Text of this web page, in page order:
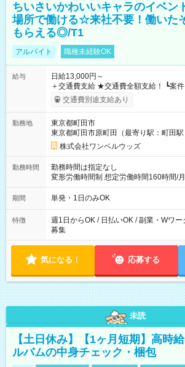
ちいさいかわいいキャラのイベン
場所で働ける☆来社不要！働いた
もらえる◎/T1
アルバイト 職種未経験OK
給与
日給13,000円～
＋交通費支給 ★交通費全額支給！ ┗案件により規定あり ★日払
いOK！（規定あり） ┗働いたその日に
ンビニATMから 日払い分を引き落とせます！ 【試用
交通費別途支給あり
勤務地
東京都町田市
東京都町田市原町田（最寄り駅：町田駅
株式会社ワンベルウッズ
勤務時間
勤務時間は指定なし
変形労働時間制 想定労働時間160時間/月 【シフト例】 ・8：00
～21：00
期間 単発・1日のみOK
特徴
週1日からOK / 日払いOK / 副業・Wワ
募集
気になる！ 応募する
未読
【土日休み】【1ヶ月短期】高時
ルバムの中身チェック・梱包